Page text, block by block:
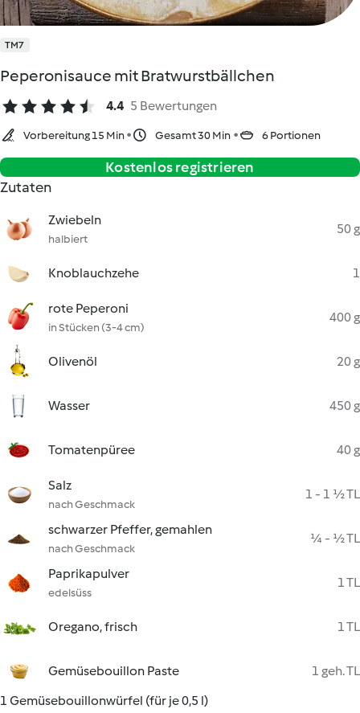
TM7
Peperonisauce mit Bratwurstbällchen
4.4 5 Bewertungen
Vorbereitung 15 Min Gesamt 30 Min 6 Portionen
Kostenlos registrieren
Zutaten
Zwiebeln
halbiert
50 g
Knoblauchzehe 1
rote Peperoni
in Stücken (3-4 cm)
400 g
Olivenöl 20 g
Wasser 450 g
Tomatenpüree 40 g
Salz
nach Geschmack
1 - 1 ½ TL
schwarzer Pfeffer, gemahlen
nach Geschmack
¼ - ½ TL
Paprikapulver
edelsüss
1 TL
Oregano, frisch 1 TL
Gemüsebouillon Paste
1 geh. TL
1 Gemüsebouillonwürfel (für je 0,5 l)